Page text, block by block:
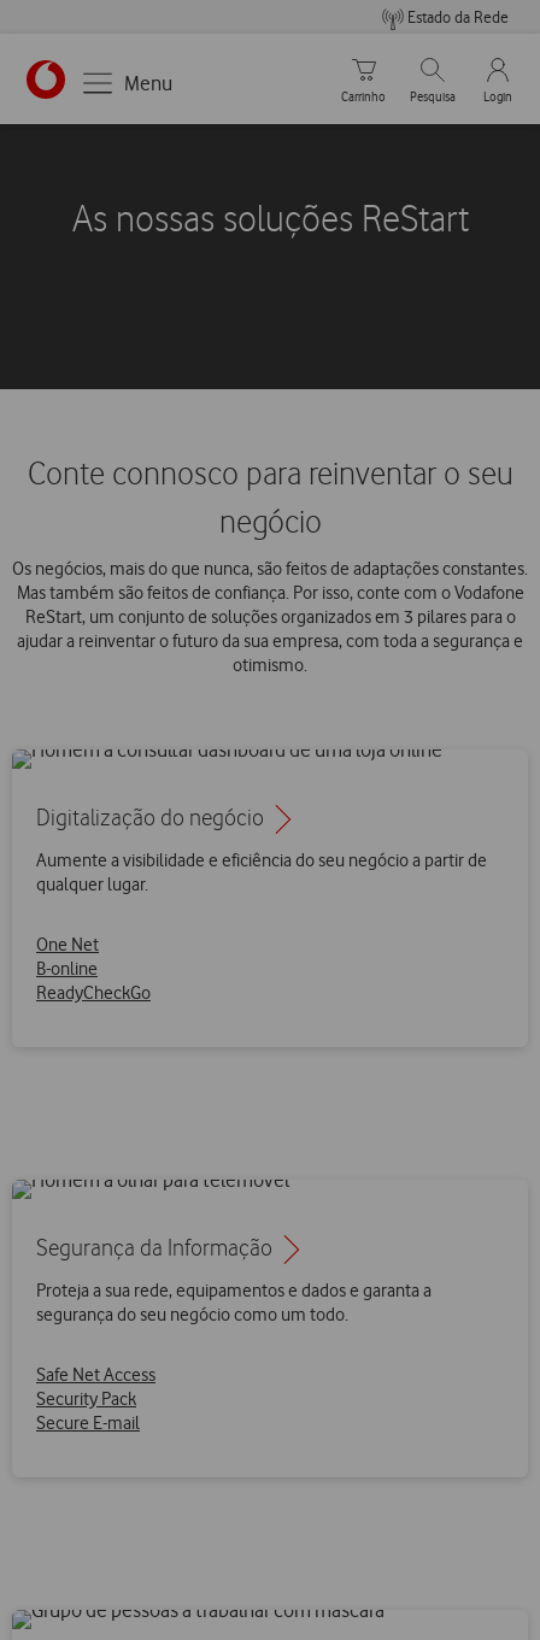
Estado da Rede
Menu
Carrinho de compras
Carrinho
Pesquisar
Pesquisa
My
Login
As nossas soluções ReStart
Conte connosco para reinventar o seu
negócio
Os negócios, mais do que nunca, são feitos de adaptações constantes.
Mas também são feitos de confiança. Por isso, conte com o Vodafone
ReStart, um conjunto de soluções organizados em 3 pilares para o
ajudar a reinventar o futuro da sua empresa, com toda a segurança e
otimismo.
Digitalização do negócio
Aumente a visibilidade e eficiência do seu negócio a partir de
qualquer lugar.
One Net
B-online
ReadyCheckGo
Segurança da Informação
Proteja a sua rede, equipamentos e dados e garanta a
segurança do seu negócio como um todo.
Safe Net Access
Security Pack
Secure E-mail